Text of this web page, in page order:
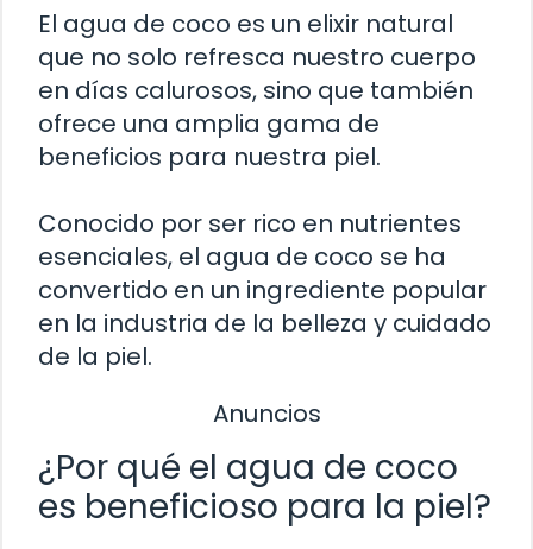
El agua de coco es un elixir natural
que no solo refresca nuestro cuerpo
en días calurosos, sino que también
ofrece una amplia gama de
beneficios para nuestra piel.
Conocido por ser rico en nutrientes
esenciales, el agua de coco se ha
convertido en un ingrediente popular
en la industria de la belleza y cuidado
de la piel.
Anuncios
¿Por qué el agua de coco
es beneficioso para la piel?